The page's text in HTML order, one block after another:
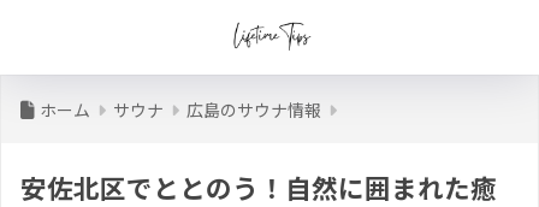
ホーム サウナ 広島のサウナ情報
安佐北区でととのう！自然に囲まれた癒